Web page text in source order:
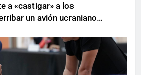
a «castigar» a los
un avión ucraniano
arrestos